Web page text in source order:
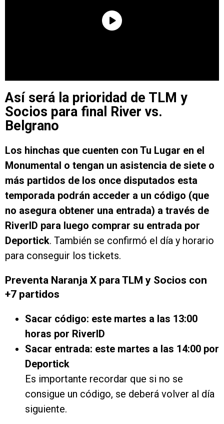
Así será la prioridad de TLM y
Socios para final River vs.
Belgrano
Los hinchas que cuenten con Tu Lugar en el
Monumental o tengan un asistencia de siete o
más partidos de los once disputados esta
temporada podrán acceder a un código (que
no asegura obtener una entrada) a través de
RiverID para luego comprar su entrada por
Deportick. También se confirmó el día y horario
para conseguir los tickets.
Preventa Naranja X para TLM y Socios con
+7 partidos
Sacar código: este martes a las 13:00
horas por RiverID
Sacar entrada: este martes a las 14:00 por
Deportick
Es importante recordar que si no se
consigue un código, se deberá volver al día
siguiente.